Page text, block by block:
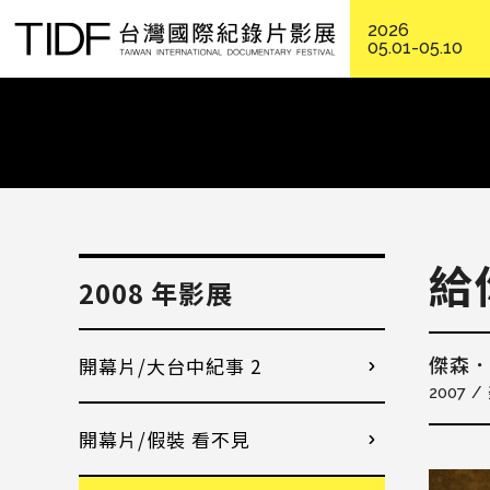
2026
05.01-05.10
給
傑森
2007
2008 年影展
開幕片/大台中紀事 2
開幕片/假裝 看不見